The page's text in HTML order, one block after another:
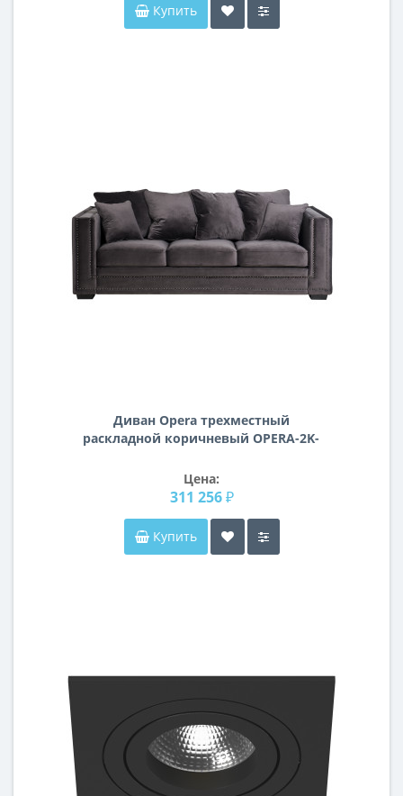
Купить
Диван Opera трехместный
раскладной коричневый OPERA-2K-
Цена:
311 256 ₽
Купить